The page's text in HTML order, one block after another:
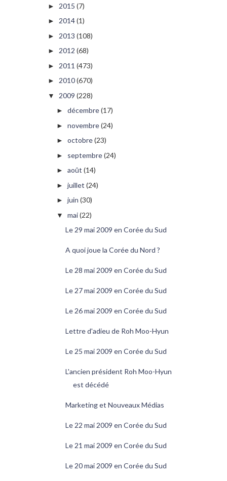
► 2015 (7)
► 2014(1)
► 2013 (108)
► 2012 (68)
► 2011 (473)
► 2010(670)
▼ 2009 (228)
► décembre(17)
► novembre(24)
► octobre(23)
► septembre(24)
► août (14)
► juillet (24)
► juin (30)
▼ mai(22)
Le 29 mai 2009 en Corée du Sud
A quoi joue la Corée du Nord ?
Le 28 mai 2009 en Corée du Sud
Le 27 mai 2009 en Corée du Sud
Le 26 mai 2009 en Corée du Sud
Lettre d'adieu de Roh Moo-Hyun
Le 25 mai 2009 en Corée du Sud
L'ancien président Roh Moo-Hyun
est décédé
Marketing et Nouveaux Médias
Le 22 mai 2009 en Corée du Sud
Le 21 mai 2009 en Corée du Sud
Le 20 mai 2009 en Corée du Sud